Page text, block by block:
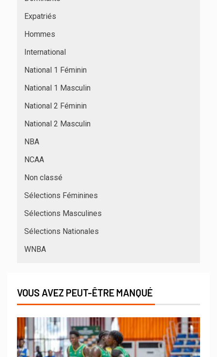
Expatriés
Hommes
International
National 1 Féminin
National 1 Masculin
National 2 Féminin
National 2 Masculin
NBA
NCAA
Non classé
Sélections Féminines
Sélections Masculines
Sélections Nationales
WNBA
VOUS AVEZ PEUT-ÊTRE MANQUÉ